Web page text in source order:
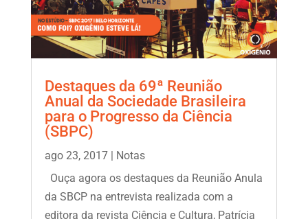
Destaques da 69ª Reunião
Anual da Sociedade Brasileira
para o Progresso da Ciência
(SBPC)
ago 23, 2017|
Notas
Ouça agora os destaques da Reunião Anula
da SBCP na entrevista realizada com a
editora da revista Ciência e Cultura, Patrícia